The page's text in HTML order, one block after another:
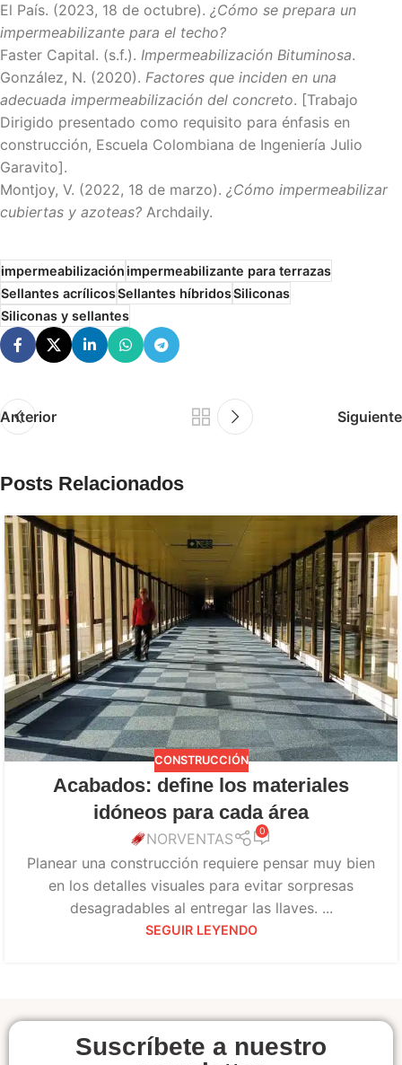
El País. (2023, 18 de octubre). ¿Cómo se prepara un
impermeabilizante para el techo?
Faster Capital. (s.f.). Impermeabilización Bituminosa.
González, N. (2020). Factores que inciden en una
adecuada impermeabilización del concreto. [Trabajo
Dirigido presentado como requisito para énfasis en
construcción, Escuela Colombiana de Ingeniería Julio
Garavito].
Montjoy, V. (2022, 18 de marzo). ¿Cómo impermeabilizar
cubiertas y azoteas? Archdaily.
impermeabilizaciónimpermeabilizante para terrazas
Sellantes acrílicosSellantes híbridosSiliconas
Siliconas y sellantes
Anterior Siguiente
Posts Relacionados
CONSTRUCCIÓN
Acabados: define los materiales
idóneos para cada área
NORVENTAS 0
Planear una construcción requiere pensar muy bien
en los detalles visuales para evitar sorpresas
desagradables al entregar las llaves. ...
SEGUIR LEYENDO
Suscríbete a nuestro